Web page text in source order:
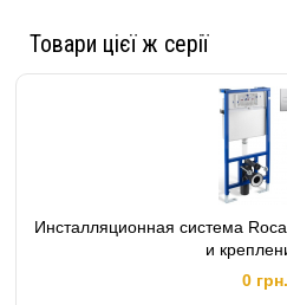
Товари цієї ж серії
Инсталляционная система
и
0 грн.